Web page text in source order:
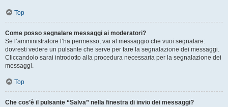
Top
Come posso segnalare messaggi ai moderatori?
Se l’amministratore l’ha permesso, vai al messaggio che vuoi segnalare:
dovresti vedere un pulsante che serve per fare la segnalazione dei messaggi.
Cliccandolo sarai introdotto alla procedura necessaria per la segnalazione dei
messaggi.
Top
Che cos’è il pulsante “Salva” nella finestra di invio dei messaggi?